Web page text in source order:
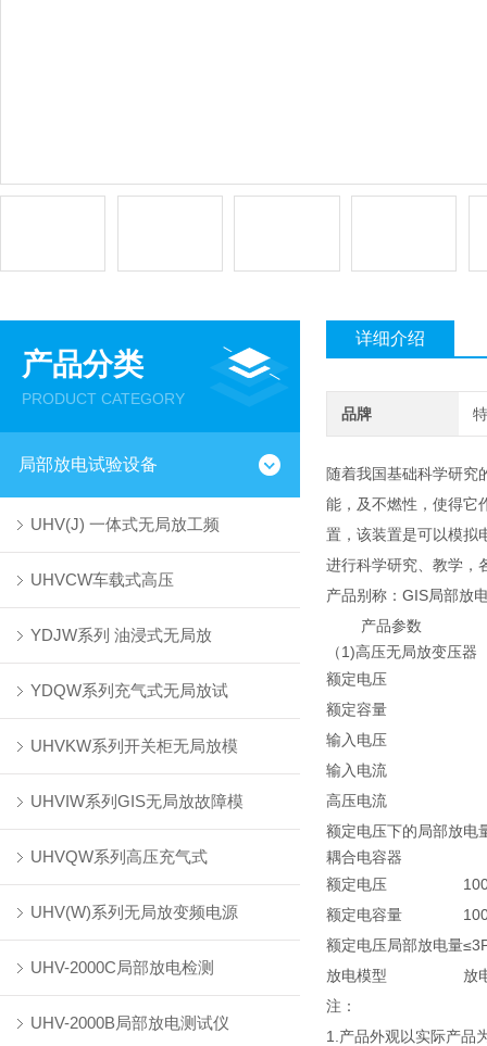
产品分类
PRODUCT CATEGORY
局部放电试验设备
UHV(J) 一体式无局放工频
UHVCW车载式高压
YDJW系列 油浸式无局放
YDQW系列充气式无局放试
UHVKW系列开关柜无局放模
UHVIW系列GIS无局放故障模
UHVQW系列高压充气式
UHV(W)系列无局放变频电源
UHV-2000C局部放电检测
UHV-2000B局部放电测试仪
详细介绍
品牌
随着我国基础科学研究
能，及不燃性，使得它
置，该装置是可以模拟
进行科学研究、教学，
产品别称：GIS局部放
产品参数
（1)高压无局放变压器
额定电压
额定容量
输入电压
输入电流
高压电流
额定电压下的局部放电
耦合电容器
额定电压
额定电容量
额定电压局部放电量
放电模型
放
注：
1.产品外观以实际产品